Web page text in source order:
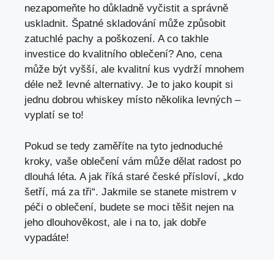
nezapomeňte ho důkladně vyčistit a správně
uskladnit. Špatné skladování může způsobit
zatuchlé pachy a poškození. A co takhle
investice do kvalitního oblečení? Ano, cena
může být vyšší, ale kvalitní kus vydrží mnohem
déle než levné alternativy. Je to jako koupit si
jednu dobrou whiskey místo několika levných –
vyplatí se to!
Pokud se tedy zaměříte na tyto jednoduché
kroky, vaše oblečení vám může dělat radost po
dlouhá léta. A jak říká staré české přísloví, „kdo
šetří, má za tři“. Jakmile se stanete mistrem v
péči o oblečení, budete se moci těšit nejen na
jeho dlouhověkost, ale i na to, jak dobře
vypadáte!